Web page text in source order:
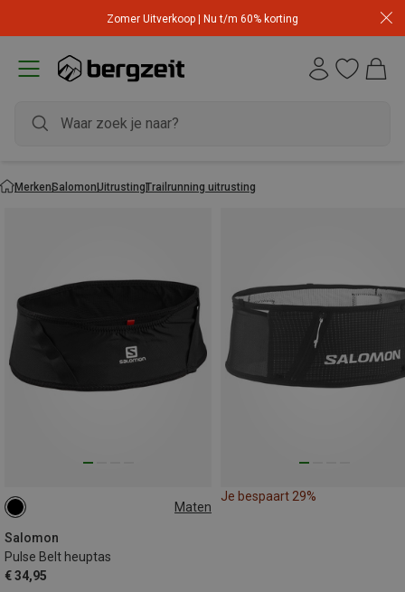
Zomer Uitverkoop | Nu t/m 60% korting
MerkenSalomonUitrustingTrailrunning uitrusting
Maten
Salomon
Pulse Belt heuptas
€ 34,95
0.79L | XL
Je bespaart 29%